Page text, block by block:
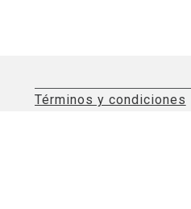
Términos y condiciones